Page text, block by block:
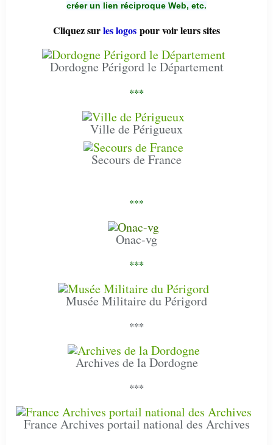
créer un lien réciproque Web, etc.
Cliquez surles logos pour voir leurs sites
Dordogne Périgord le Département
***
Ville de Périgueux
Secours de France
***
Onac-vg
***
Musée Militaire du Périgord
***
Archives de la Dordogne
***
France Archives portail national des Archives